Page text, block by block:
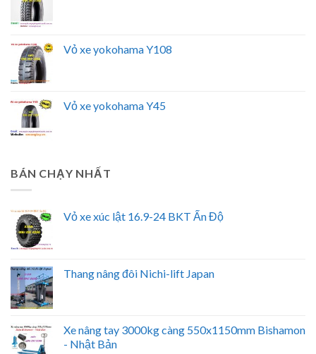
Vỏ xe yokohama Y108
Vỏ xe yokohama Y45
BÁN CHẠY NHẤT
Vỏ xe xúc lật 16.9-24 BKT Ấn Độ
Thang nâng đôi Nichi-lift Japan
Xe nâng tay 3000kg càng 550x1150mm Bishamon
- Nhật Bản